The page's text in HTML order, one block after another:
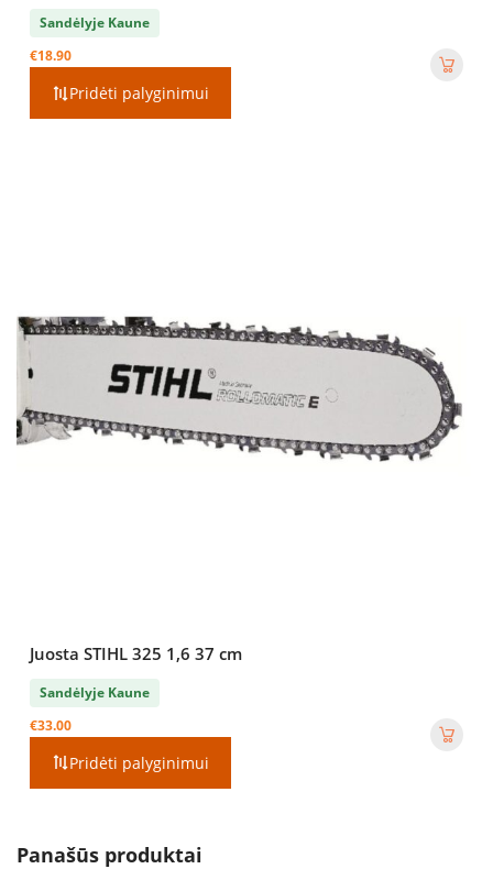
Sandėlyje Kaune
€18.90
Pridėti palyginimui
Juosta STIHL 325 1,6 37 cm
Sandėlyje Kaune
€33.00
Pridėti palyginimui
Panašūs produktai